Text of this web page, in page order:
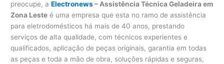
preocupe, aElectronews– Assistência Técnica Geladeira em
Zona Leste é uma empresa que esta no ramo de assistência
para eletrodomésticos há mais de 40 anos, prestando
serviços de alta qualidade, com técnicos experientes e
qualificados, aplicação de peças originais, garantia em todas
as peças e toda a mão de obra, soluções rápidas e seguras,